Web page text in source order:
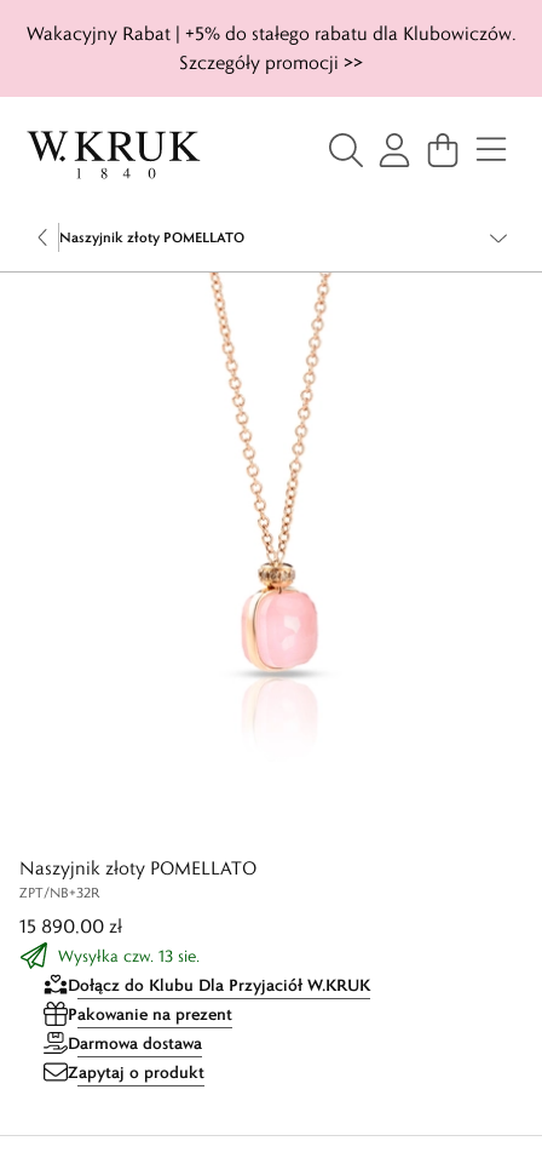
Wakacyjny Rabat | +5% do stałego rabatu dla Klubowiczów.
Szczegóły promocji >>
Naszyjnik złoty POMELLATO
Naszyjnik złoty POMELLATO
ZPT/NB+32R
15 890,00 zł
Wysyłka czw. 13 sie.
Dołącz do Klubu Dla Przyjaciół W.KRUK
Pakowanie na prezent
Darmowa dostawa
Zapytaj o produkt